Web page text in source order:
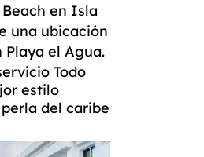
en Isla
una ubicación
Playa el Agua.
Todo
estilo
del caribe